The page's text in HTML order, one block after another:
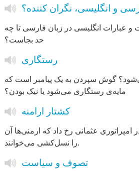
و انگلیسی، نگران کننده؟
و عبارات انگلیسی در زبان فارسی تا چه
حد بجاست؟
رستگاری
گوش سپردن به یک پیامبر است که
مایه‌ی رستگاری می‌شود یا نیک بودن؟
کشتار ارامنه
عثمانی رخ داد که ارمنی‌ها آن
را نسل‌کشی می‌خوانند.
تصوف و سیاست